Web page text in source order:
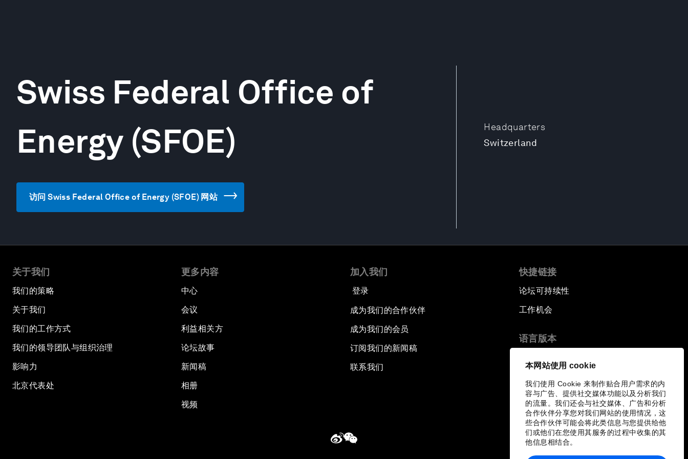
本网站使用 cookie
我们使用 Cookie 来制作贴合用户需求的内
容与广告、提供社交媒体功能以及分析我们
的流量。我们还会与社交媒体、广告和分析
合作伙伴分享您对我们网站的使用情况，这
些合作伙伴可能会将此类信息与您提供给他
们或他们在您使用其服务的过程中收集的其
他信息相结合。
Headquarters
Switzerland
Swiss Federal Office of
Energy (SFOE)
访问 Swiss Federal Office of Energy (SFOE) 网站
关于我们
我们的策略
关于我们
我们的工作方式
我们的领导团队与组织治理
影响力
北京代表处
更多内容
中心
会议
利益相关方
论坛故事
新闻稿
相册
视频
加入我们
登录
成为我们的合作伙伴
成为我们的会员
订阅我们的新闻稿
联系我们
快捷链接
论坛可持续性
工作机会
语言版本